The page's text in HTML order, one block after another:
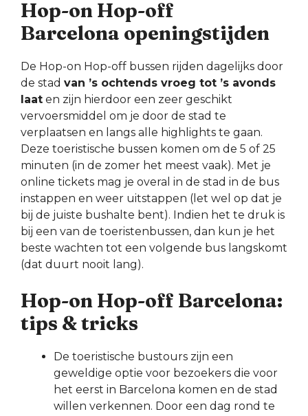
Hop-on Hop-off
Barcelona openingstijden
De Hop-on Hop-off bussen rijden dagelijks door
de stad van ’s ochtends vroeg tot ’s avonds
laat en zijn hierdoor een zeer geschikt
vervoersmiddel om je door de stad te
verplaatsen en langs alle highlights te gaan.
Deze toeristische bussen komen om de 5 of 25
minuten (in de zomer het meest vaak). Met je
online tickets mag je overal in de stad in de bus
instappen en weer uitstappen (let wel op dat je
bij de juiste bushalte bent). Indien het te druk is
bij een van de toeristenbussen, dan kun je het
beste wachten tot een volgende bus langskomt
(dat duurt nooit lang).
Hop-on Hop-off Barcelona:
tips & tricks
De toeristische bustours zijn een
geweldige optie voor bezoekers die voor
het eerst in Barcelona komen en de stad
willen verkennen. Door een dag rond te